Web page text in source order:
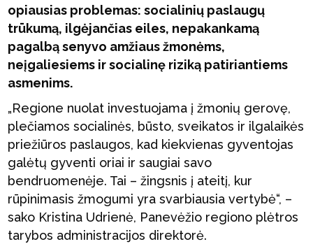
opiausias problemas: socialinių paslaugų
trūkumą, ilgėjančias eiles, nepakankamą
pagalbą senyvo amžiaus žmonėms,
neįgaliesiems ir socialinę riziką patiriantiems
asmenims.
„Regione nuolat investuojama į žmonių gerovę,
plečiamos socialinės, būsto, sveikatos ir ilgalaikės
priežiūros paslaugos, kad kiekvienas gyventojas
galėtų gyventi oriai ir saugiai savo
bendruomenėje. Tai – žingsnis į ateitį, kur
rūpinimasis žmogumi yra svarbiausia vertybė“, –
sako Kristina Udrienė, Panevėžio regiono plėtros
tarybos administracijos direktorė.